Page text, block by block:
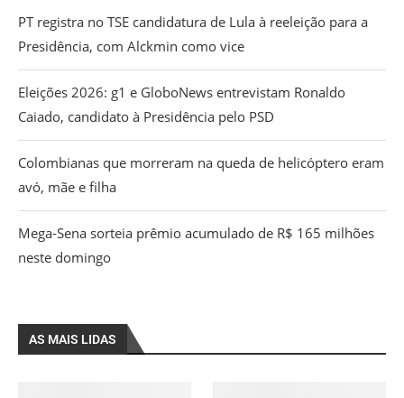
PT registra no TSE candidatura de Lula à reeleição para a
Presidência, com Alckmin como vice
Eleições 2026: g1 e GloboNews entrevistam Ronaldo
Caiado, candidato à Presidência pelo PSD
Colombianas que morreram na queda de helicóptero eram
avó, mãe e filha
Mega-Sena sorteia prêmio acumulado de R$ 165 milhões
neste domingo
AS MAIS LIDAS